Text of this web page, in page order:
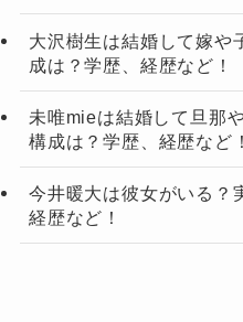
大沢樹生は結婚して嫁や
成は？学歴、経歴など！
未唯mieは結婚して旦那
構成は？学歴、経歴など！
今井暖大は彼女がいる？
経歴など！